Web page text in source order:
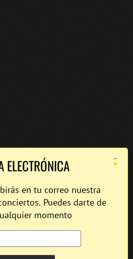
×
ELECTRÓNICA
en tu correo nuestra
Puedes darte de
momento